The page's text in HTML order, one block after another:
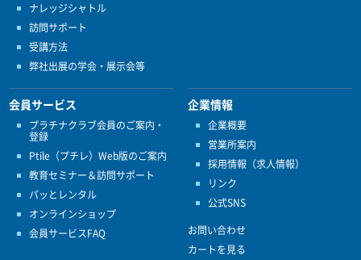
ナレッジシャトル
訪問サポート
受講方法
弊社出展の学会・展示会等
会員サービス
プラチナクラブ会員のご案内・
登録
Ptile（プチレ）Web版のご案内
教育セミナー＆訪問サポート
パッとレンタル
オンラインショップ
会員サービスFAQ
企業情報
企業概要
営業所案内
採用情報（求人情報）
リンク
公式SNS
お問い合わせ
カートを見る